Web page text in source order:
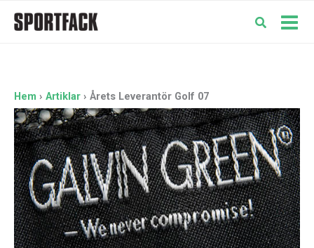
Hem Artiklar Årets Leverantör Golf 07